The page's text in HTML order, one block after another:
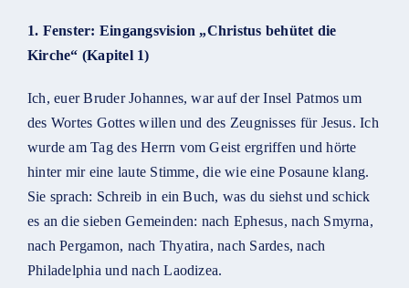
1. Fenster: Eingangsvision „Christus behütet die
Kirche“ (Kapitel 1)
Ich, euer Bruder Johannes, war auf der Insel Patmos um
des Wortes Gottes willen und des Zeugnisses für Jesus. Ich
wurde am Tag des Herrn vom Geist ergriffen und hörte
hinter mir eine laute Stimme, die wie eine Posaune klang.
Sie sprach: Schreib in ein Buch, was du siehst und schick
es an die sieben Gemeinden: nach Ephesus, nach Smyrna,
nach Pergamon, nach Thyatira, nach Sardes, nach
Philadelphia und nach Laodizea.